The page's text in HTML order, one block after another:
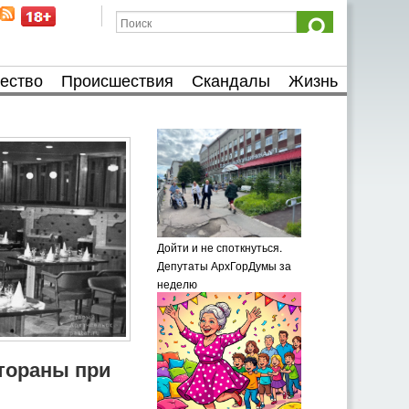
Происшествия Скандалы Жизнь
при
Дойти и не споткнуться.
Депутаты АрхГорДумы за
неделю